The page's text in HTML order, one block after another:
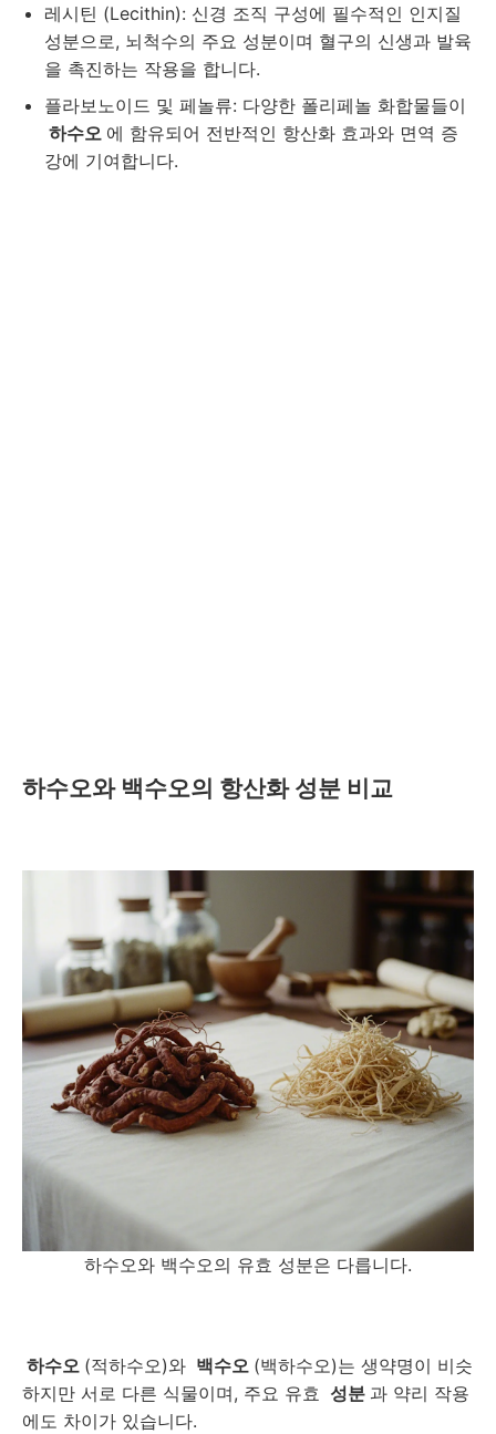
레시틴 (Lecithin): 신경 조직 구성에 필수적인 인지질
성분으로, 뇌척수의 주요 성분이며 혈구의 신생과 발육
을 촉진하는 작용을 합니다.
플라보노이드 및 페놀류: 다양한 폴리페놀 화합물들이
하수오 에 함유되어 전반적인 항산화 효과와 면역 증
강에 기여합니다.
하수오와 백수오의 항산화 성분 비교
하수오와 백수오의 유효 성분은 다릅니다.
하수오 (적하수오)와 백수오 (백하수오)는 생약명이 비슷
하지만 서로 다른 식물이며, 주요 유효 성분 과 약리 작용
에도 차이가 있습니다.